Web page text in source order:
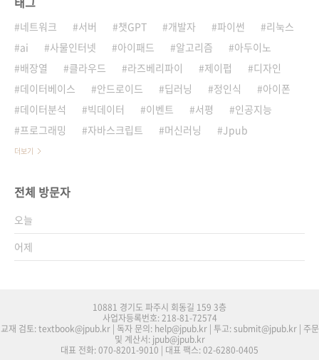
네트워크 서버 챗GPT 개발자 파이썬
리눅스
ai
사물인터넷 아이패드 알고리즘
아두이노
배장열
클라우드 라즈베리파이 제이펍
디자인
데이터베이스
안드로이드 딥러닝 정인식
아이폰
데이터분석
빅데이터 이벤트 서평
인공지능
프로그래밍
자바스크립트 머신러닝 Jpub
더보기
전체 방문자
오늘
어제
10881 경기도 파주시 회동길 159 3층
사업자등록번호: 218-81-72574
교재 검토: textbook@jpub.kr | 독자 문의: help@jpub.kr | 투고: submit@jpub.kr | 주문
및 계산서: jpub@jpub.kr
대표 전화: 070-8201-9010 | 대표 팩스: 02-6280-0405